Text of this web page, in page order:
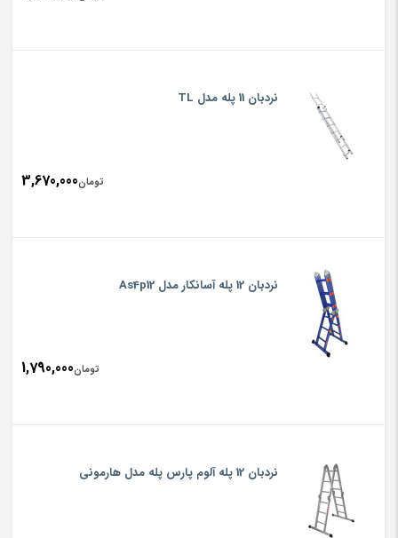
نردبان 11 پله مدل TL
تومان3,670,000
نردبان 12 پله آسانکار مدل As4p12
تومان1,790,000
نردبان 12 پله آلوم پارس پله مدل هارمونی